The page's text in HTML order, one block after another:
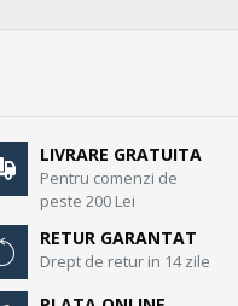
LIVRARE GRATUITA
Pentru comenzi de
peste 200 Lei
RETUR GARANTAT
Drept de retur in 14 zile